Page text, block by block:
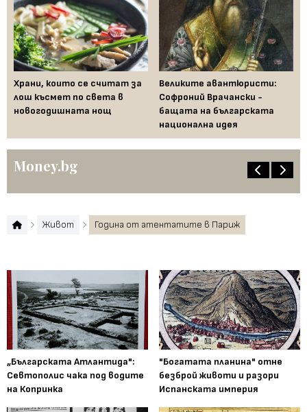
Храни, които се считат за
лош късмет по света в
новогодишната нощ
Великите авантюристи:
Софроний Врачански -
бащата на българската
национална идея
Money.bg
Живот Година от атентатите в Париж
„Българската Атлантида":
Севтополис чака под водите
на Копринка
"Богатата планина" отне
безброй животи и разори
Испанската империя